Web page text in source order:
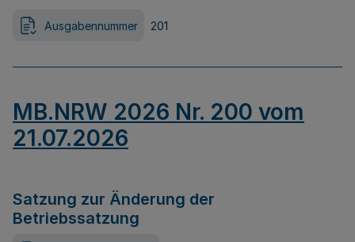
Ausgabennummer 201
MB.NRW 2026 Nr. 200 vom
21.07.2026
Satzung zur Änderung der
Betriebssatzung